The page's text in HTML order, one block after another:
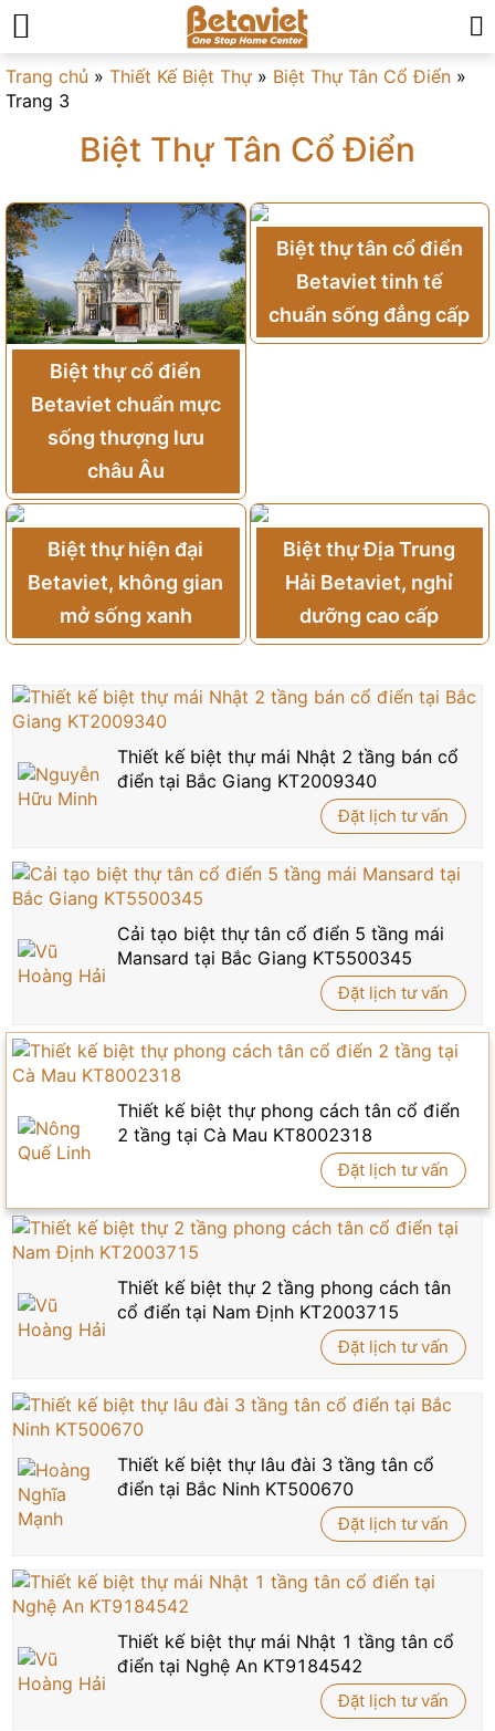
Trang chủ » Thiết Kế Biệt Thự» Biệt Thự Tân Cổ Điển »
Trang 3
Biệt Thự Tân Cổ Điển
Biệt thự cổ điển
Betaviet chuẩn mực
sống thượng lưu
châu Âu
Biệt thự tân cổ điển
Betaviet tinh tế
chuẩn sống đẳng cấp
Biệt thự hiện đại
Betaviet, không gian
mở sống xanh
Biệt thự Địa Trung
Hải Betaviet, nghỉ
dưỡng cao cấp
Thiết kế biệt thự mái Nhật 2 tầng bán cổ
điển tại Bắc Giang KT2009340
Đặt lịch tư vấn
Cải tạo biệt thự tân cổ điển 5 tầng mái
Mansard tại Bắc Giang KT5500345
Đặt lịch tư vấn
Thiết kế biệt thự phong cách tân cổ điển
2 tầng tại Cà Mau KT8002318
Đặt lịch tư vấn
Thiết kế biệt thự 2 tầng phong cách tân
cổ điển tại Nam Định KT2003715
Đặt lịch tư vấn
Thiết kế biệt thự lâu đài 3 tầng tân cổ
điển tại Bắc Ninh KT500670
Đặt lịch tư vấn
Thiết kế biệt thự mái Nhật 1 tầng tân cổ
điển tại Nghệ An KT9184542
Đặt lịch tư vấn